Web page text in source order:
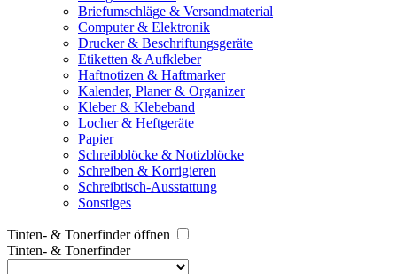
Briefumschläge & Versandmaterial
Computer & Elektronik
Drucker & Beschriftungsgeräte
Etiketten & Aufkleber
Haftnotizen & Haftmarker
Kalender, Planer & Organizer
Kleber & Klebeband
Locher & Heftgeräte
Papier
Schreibblöcke & Notizblöcke
Schreiben & Korrigieren
Schreibtisch-Ausstattung
Sonstiges
Tinten- & Tonerfinder öffnen
Tinten- & Tonerfinder